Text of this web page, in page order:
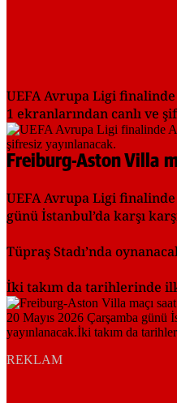
UEFA Avrupa Ligi
1 ekranlarından canlı ve
Freiburg-Aston Villa
UEFA Avrupa Ligi
günü İstanbul’da karşı
Tüpraş Stadı’nda
İki takım da tarihlerinde
REKLAM